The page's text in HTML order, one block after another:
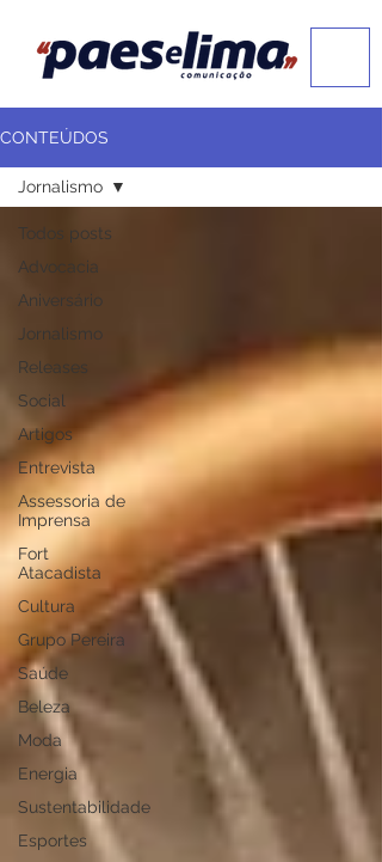
CONTEÚDOS
Todos posts
Advocacia
Aniversário
Jornalismo
Releases
Social
Artigos
Entrevista
Assessoria de
Imprensa
Fort
Atacadista
Cultura
Grupo Pereira
Saúde
Beleza
Moda
Energia
Sustentabilidade
Esportes
Jornalismo